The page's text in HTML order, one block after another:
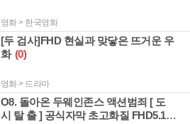
영화 > 한국영화
[두 검사]FHD 현실과 맞닿은 뜨거운 우
화 (0)
영화 > 드라마
O8. 돌아온 두웨인존스 액션범죄 [ 도
시 탈 출 ] 공식자막 초고화질 FHD5.1